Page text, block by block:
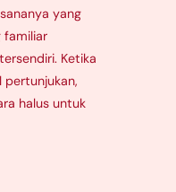
yang
familiar
Ketika
pertunjukan,
halus untuk